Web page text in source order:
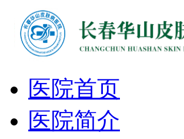
医院首页
医院简介